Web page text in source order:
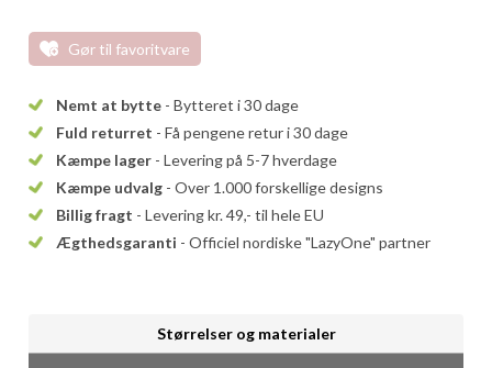
Gør til favoritvare
Nemt at bytte - Bytteret i 30 dage
Fuld returret - Få pengene retur i 30 dage
Kæmpe lager - Levering på 5-7 hverdage
Kæmpe udvalg - Over 1.000 forskellige designs
Billig fragt - Levering kr. 49,- til hele EU
Ægthedsgaranti - Officiel nordiske "LazyOne" partner
Størrelser og materialer